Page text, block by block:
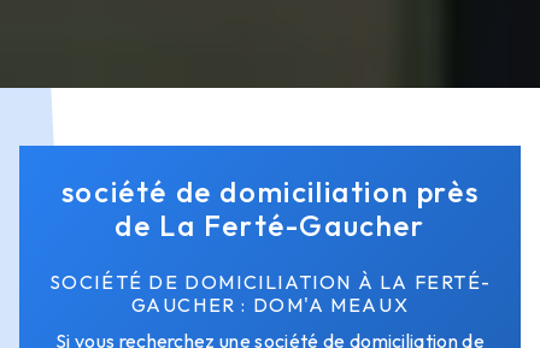
société de domiciliation près
de La Ferté-Gaucher
SOCIÉTÉ DE DOMICILIATION À LA FERTÉ-
GAUCHER : DOM'A MEAUX
Si vous recherchez une société de domiciliation de